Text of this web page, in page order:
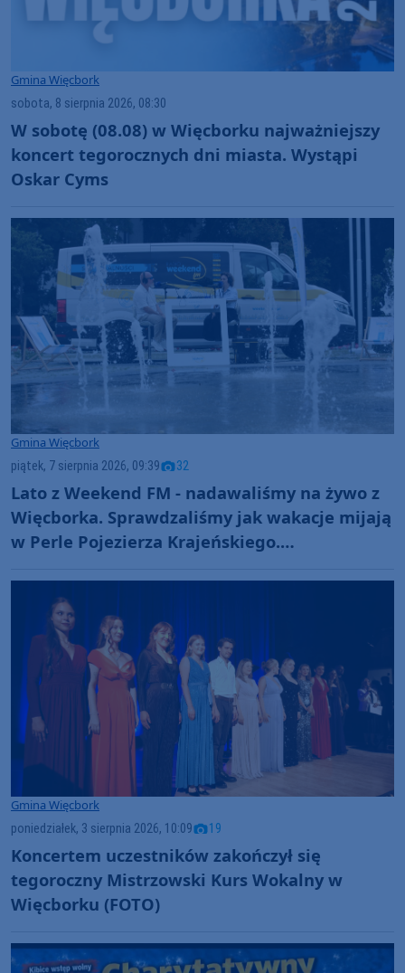
Gmina Więcbork
sobota, 8 sierpnia 2026, 08:30
W sobotę (08.08) w Więcborku najważniejszy
koncert tegorocznych dni miasta. Wystąpi
Oskar Cyms
Gmina Więcbork
piątek, 7 sierpnia 2026, 09:39 32
Lato z Weekend FM - nadawaliśmy na żywo z
Więcborka. Sprawdzaliśmy jak wakacje mijają
w Perle Pojezierza Krajeńskiego.
Gmina Więcbork
poniedziałek, 3 sierpnia 2026, 10:09 19
Koncertem uczestników zakończył się
tegoroczny Mistrzowski Kurs Wokalny w
Więcborku (FOTO)